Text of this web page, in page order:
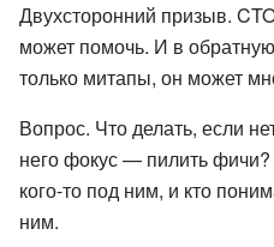
Двухсторонний призыв.
может помочь. И в
только митапы, он может
Вопрос. Что делать, если
него фокус — пилить
кого-то под ним, и кто
ним.